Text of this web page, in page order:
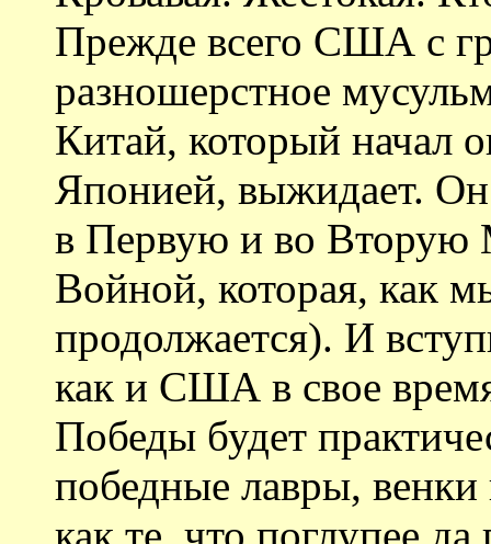
Прежде всего США с
разношерстное
Китай, который начал
Японией, выжидает.
в Первую и во Вторую
Войной, которая, как
продолжается). И
как и США в свое
Победы будет
победные лавры, венки